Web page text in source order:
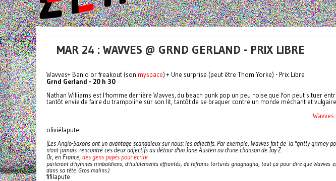
MAR 24 : WAVVES @ GRND GERLAND - PRIX LIBRE
Wavves+ Banjo or freakout (son myspace) + Une surprise (peut être Thom Yorke) - Prix Libre
Grnd Gerland - 20 h 30
Nathan Williams est l'homme derrière Wavves, du beach punk pop un peu noise que l'on peut situer
tantôt envie de faire du trampoline sur son lit, tantôt de se braquer contre un monde méchant et
oliviélapute
(Les Anglo-Saxons ont un avantage scandaleux sur nous: les adjectifs. Par exemple, Wavves fait de la "gritty
n'ont jamais rencontré ces deux adjectifs au détour d'un Jane Austen ou d'une chanson de Jay-Z.
Or, en France, des gens payés pour écrire
parleront d'hymnes rimbaldiens, d'hululements effrontés, de refrains torturés gnagnagna, tout ça pour dire que
dans sa tête. Gros malins.)
fifilapute